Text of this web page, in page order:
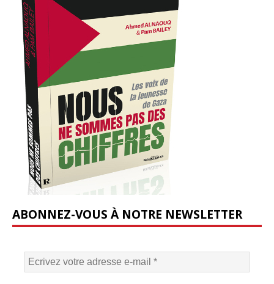
ABONNEZ-VOUS À NOTRE NEWSLETTER